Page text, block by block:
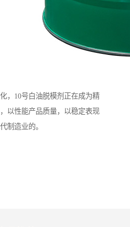
，10号白油脱模剂正在成为精
以性能产品质量，以稳定表现
制造业的。